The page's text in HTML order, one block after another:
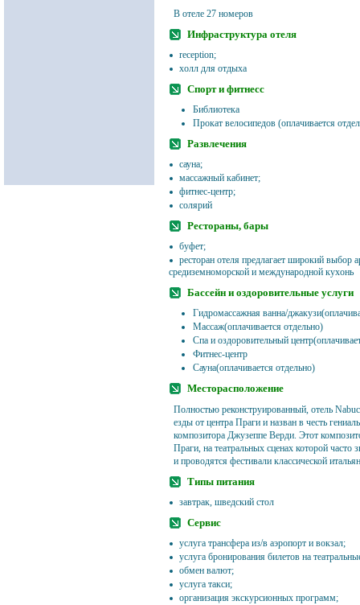
В отеле 27 номеров
Инфраструктура отеля
reception;
холл для отдыха
Спорт и фитнесс
Библиотека
Прокат велосипедов (оплачивается
Развлечения
сауна;
массажный кабинет;
фитнес-центр;
солярий
Рестораны, бары
буфет;
ресторан отеля предлагает широкий выбор
средиземноморской и международной кухонь
Бассейн и оздоровительные услуги
Гидромассажная ванна/
Массаж(оплачивается отдельно)
Спа и оздоровительный
Фитнес-центр
Сауна(оплачивается отдельно)
Месторасположение
Полностью реконструированный, отель
езды от центра Праги и назван в честь
композитора Джузеппе Верди. Этот
Праги, на театральных сценах которой часто
и проводятся фестивали классической
Типы питания
завтрак, шведский стол
Сервис
услуга трансфера из/в аэропорт и вокзал;
услуга бронирования билетов на
обмен валют;
услуга такси;
организация экскурсионных программ;